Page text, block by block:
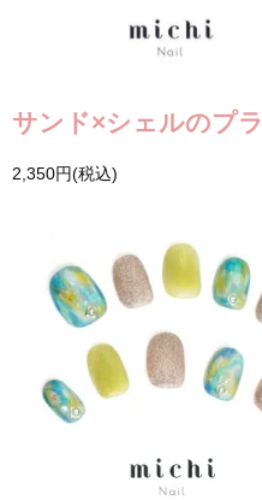
サンド×シェルのプ
2,350円(税込)